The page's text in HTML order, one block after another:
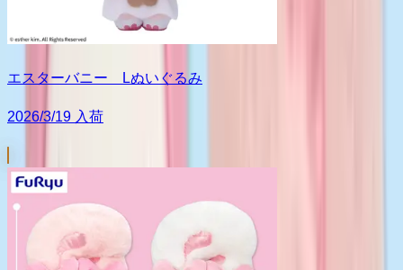
エスターバニー Lぬいぐるみ
2026/3/19 入荷